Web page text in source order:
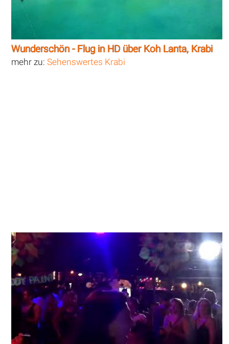
Wunderschön - Flug in HD über Koh Lanta, Krabi
mehr zu:Sehenswertes Krabi